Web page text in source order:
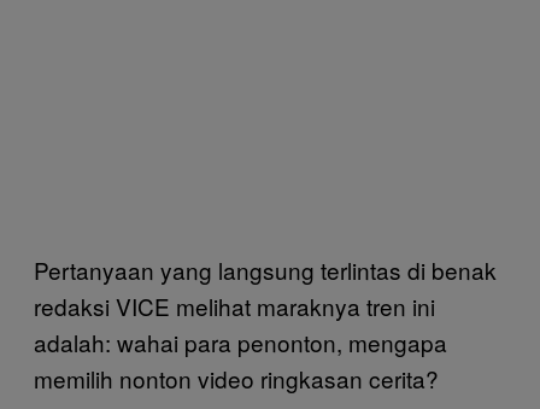
Pertanyaan yang langsung terlintas di benak
redaksi VICE melihat maraknya tren ini
adalah: wahai para penonton, mengapa
memilih nonton video ringkasan cerita?